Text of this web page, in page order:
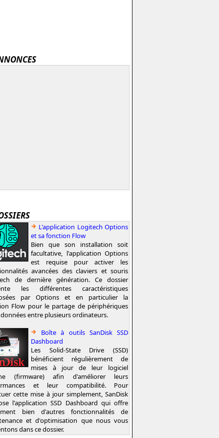
L'application Logitech Options
et sa fonction Flow
Bien que son installation soit
facultative, l'application Options
est requise pour activer les
avancées des claviers et souris
de dernière génération. Ce dossier
les différentes caractéristiques
par Options et en particulier la
Flow pour le partage de périphériques
entre plusieurs ordinateurs.
Boîte à outils SanDisk SSD
Dashboard
Les Solid-State Drive (SSD)
bénéficient régulièrement de
mises à jour de leur logiciel
(firmware) afin d'améliorer leurs
et leur compatibilité. Pour
cette mise à jour simplement, SanDisk
l'application SSD Dashboard qui offre
bien d'autres fonctionnalités de
et d'optimisation que nous vous
dans ce dossier.